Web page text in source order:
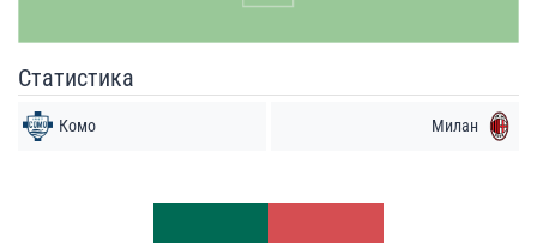
Статистика
Комо Милан